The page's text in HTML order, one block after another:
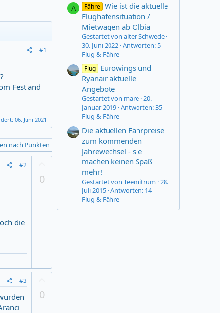
#1
Festland
06. Juni 2021
nach Punkten
#2
die
0
#3
0
A Fähre Wie ist die aktuelle
Flughafensituation /
Mietwagen ab Olbia
Gestartet von alter Schwede
30. Juni 2022 Antworten: 5
Flug & Fähre
Flug Eurowings und
Ryanair aktuelle
Angebote
Gestartet von mare 20.
Januar 2019 Antworten: 35
Flug & Fähre
Die aktuellen Fährpreise
zum kommenden
Jahrewechsel - sie
machen keinen Spaß
mehr!
Gestartet von Teemitrum
28.
Juli 2015 Antworten: 14
Flug & Fähre